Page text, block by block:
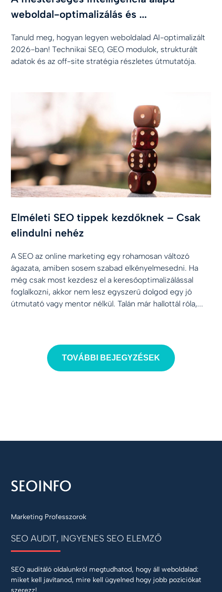
weboldal-optimalizálás és ...
Tanuld meg, hogyan legyen weboldalad AI-optimalizált
2026-ban! Technikai SEO, GEO modulok, strukturált
adatok és az off-site stratégia részletes útmutatója.
Elméleti SEO tippek kezdőknek – Csak
elindulni nehéz
A SEO az online marketing egy rohamosan változó
ágazata, amiben sosem szabad elkényelmesedni. Ha
még csak most kezdesz el a keresőoptimalizálással
foglalkozni, akkor nem lesz egyszerű dolgod egy jó
útmutató vagy mentor nélkül. Talán már hallottál róla,...
TOVÁBBI BEJEGYZÉSEK
Marketing Professzorok
SEO AUDIT, INGYENES SEO ELEMZŐ
SEO auditáló oldalunkról megtudhatod, hogy áll weboldalad:
miket kell javítanod, mire kell ügyelned hogy jobb pozíciókat
szerezz!